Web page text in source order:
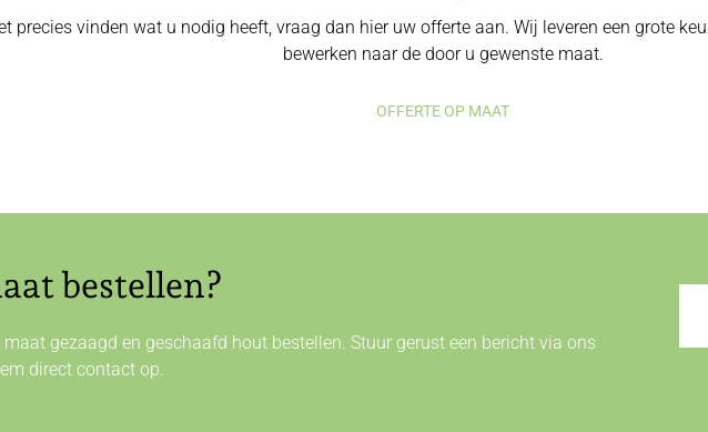
precies vinden wat u nodig heeft, vraag dan hier uw offerte aan. Wij leveren een grote
bewerken naar de door u gewenste maat.
OFFERTE OP MAAT
bestellen?
gezaagd en geschaafd hout bestellen. Stuur gerust een bericht via ons
direct contactop.